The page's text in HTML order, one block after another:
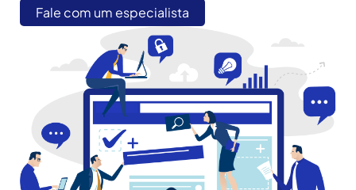
Fale com um especialista